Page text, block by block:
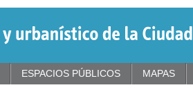
ESPACIOS PÚBLICOS MAPAS